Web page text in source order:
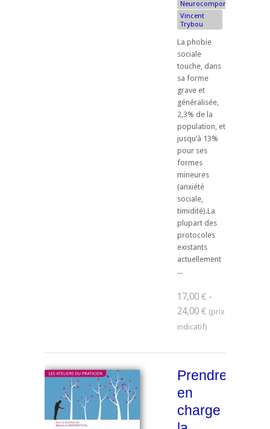
Neurocomportementale
Vincent
Trybou
La phobie
sociale
touche, dans
sa forme
grave et
généralisée,
2,3% de la
population, et
jusqu’à 13%
pour ses
formes
mineures
(anxiété
sociale,
timidité).La
plupart des
protocoles
existants
actuellement
...
17,00 € -
24,00 €
Prendre
en
charge